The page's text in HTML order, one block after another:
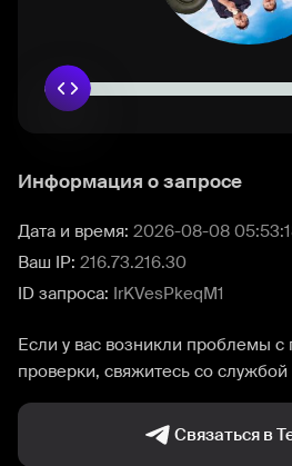
Информация о запросе
Дата и время: 2026-08-08
Ваш IP: 216.73.216.30
ID запроса: IrKVesPkeqM1
Если у вас возникли проблемы
проверки, свяжитесь со
Связаться в